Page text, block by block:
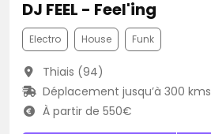
DJ FEEL - Feel'ing
Electro House Funk
Thiais (94)
Déplacement jusqu’à 300 kms
À partir de 550€